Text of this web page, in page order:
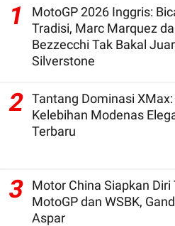
1
MotoGP 2026 Inggris:
Tradisi, Marc Marquez
Bezzecchi Tak Bakal Juara
Silverstone
2 Tantang Dominasi
Kelebihan Modenas
Terbaru
3
Motor China Siapkan Diri
MotoGP dan WSBK,
Aspar